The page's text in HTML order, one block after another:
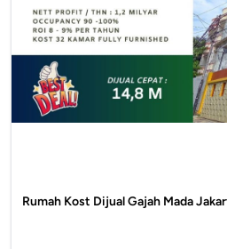
Rumah Kost Dijual Gajah Mada